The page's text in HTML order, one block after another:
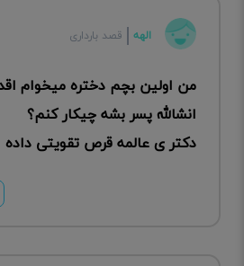
الهه قصد بارداری
من اولین بچم دختره میخوام
انشالله پسر بشه چیکار کنم؟
دکتر ی عالمه قرص تقویتی داده